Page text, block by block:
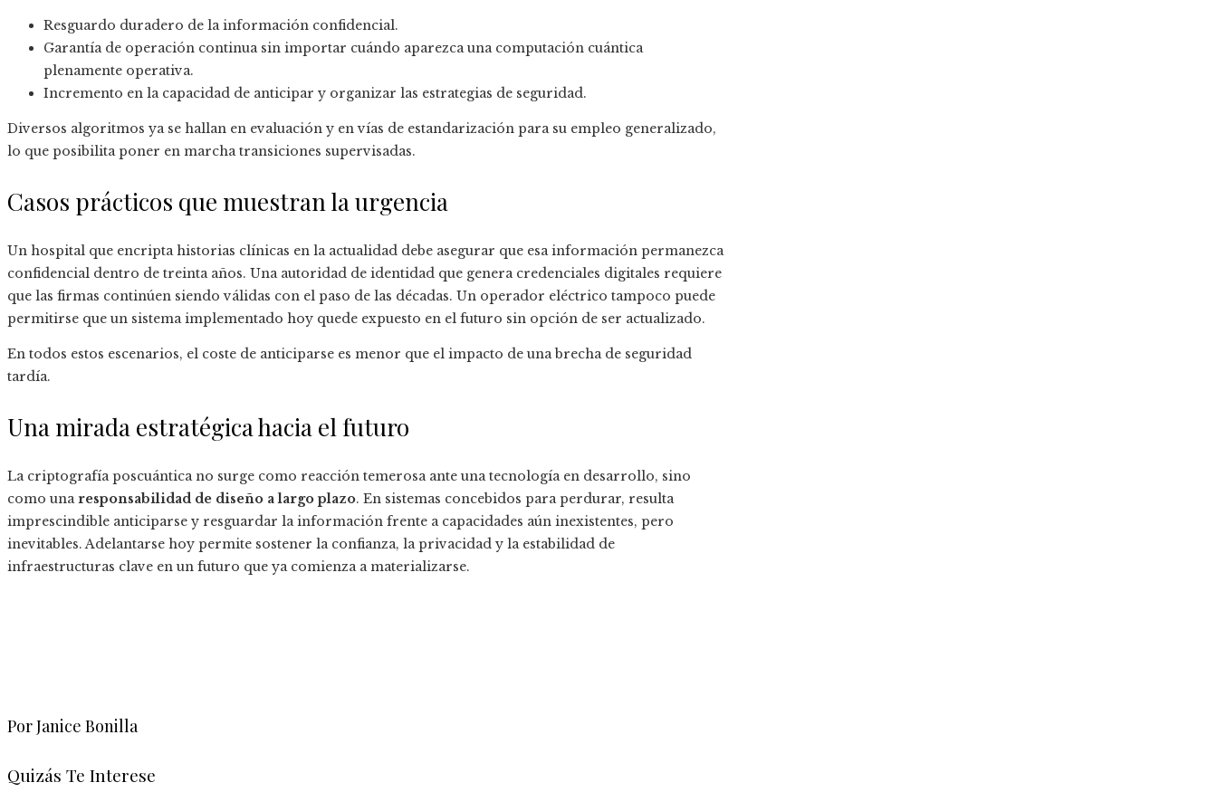
Resguardo duradero de la información confidencial.
Garantía de operación continua sin importar cuándo aparezca una computación cuántica
plenamente operativa.
Incremento en la capacidad de anticipar y organizar las estrategias de seguridad.
Diversos algoritmos ya se hallan en evaluación y en vías de estandarización para su empleo generalizado,
lo que posibilita poner en marcha transiciones supervisadas.
Casos prácticos que muestran la urgencia
Un hospital que encripta historias clínicas en la actualidad debe asegurar que esa información permanezca
confidencial dentro de treinta años. Una autoridad de identidad que genera credenciales digitales requiere
que las firmas continúen siendo válidas con el paso de las décadas. Un operador eléctrico tampoco puede
permitirse que un sistema implementado hoy quede expuesto en el futuro sin opción de ser actualizado.
En todos estos escenarios, el coste de anticiparse es menor que el impacto de una brecha de seguridad
tardía.
Una mirada estratégica hacia el futuro
La criptografía poscuántica no surge como reacción temerosa ante una tecnología en desarrollo, sino
como unaresponsabilidad de diseño a largo plazo. En sistemas concebidos para perdurar, resulta
imprescindible anticiparse y resguardar la información frente a capacidades aún inexistentes, pero
inevitables. Adelantarse hoy permite sostener la confianza, la privacidad y la estabilidad de
infraestructuras clave en un futuro que ya comienza a materializarse.
Por Janice Bonilla
Quizás Te Interese